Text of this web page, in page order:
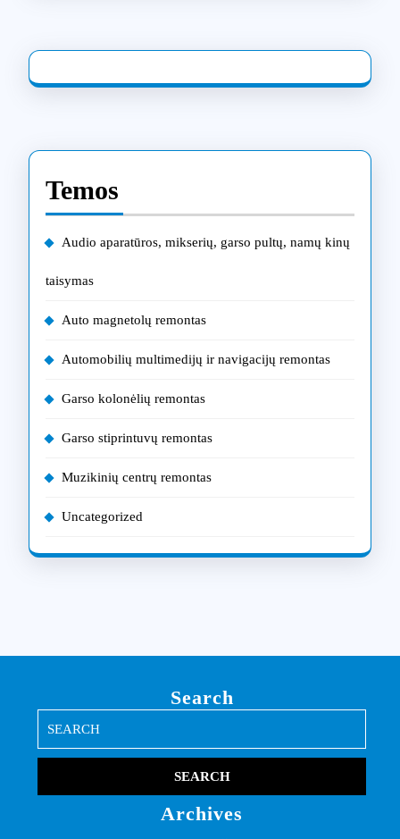
Temos
Audio aparatūros, mikserių, garso pultų, namų kinų
taisymas
Auto magnetolų remontas
Automobilių multimedijų ir navigacijų remontas
Garso kolonėlių remontas
Garso stiprintuvų remontas
Muzikinių centrų remontas
Uncategorized
Search
for:
Archives